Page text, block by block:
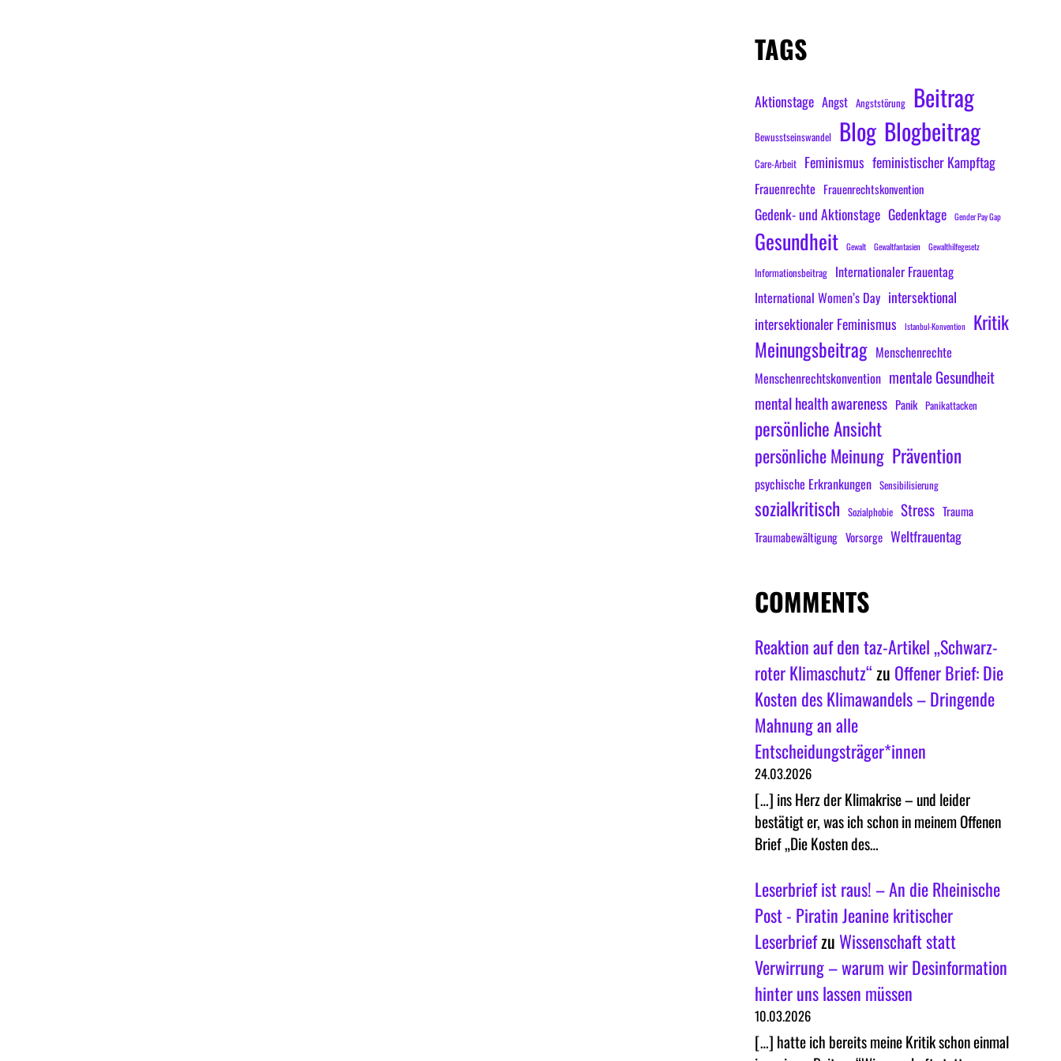
TAGS
Aktionstage Angst Angststörung Beitrag
Bewusstseinswandel Blog Blogbeitrag
Care-Arbeit Feminismus feministischer Kampftag
Frauenrechte Frauenrechtskonvention
Gedenk- und Aktionstage Gedenktage Gender Pay Gap
Gesundheit Gewalt Gewaltfantasien Gewalthilfegesetz
Informationsbeitrag Internationaler Frauentag
International Women’s Day intersektional
intersektionaler Feminismus
Istanbul-Konvention Kritik
Meinungsbeitrag Menschenrechte
Menschenrechtskonvention mentale Gesundheit
mental health awareness Panik Panikattacken
persönliche Ansicht
persönliche Meinung Prävention
psychische Erkrankungen Sensibilisierung
sozialkritisch Sozialphobie Stress Trauma
Traumabewältigung Vorsorge Weltfrauentag
COMMENTS
Reaktion auf den taz-Artikel „Schwarz-
roter Klimaschutz“zu Offener Brief: Die
Kosten des Klimawandels – Dringende
Mahnung an alle
Entscheidungsträger*innen
24.03.2026
[…] ins Herz der Klimakrise – und leider
bestätigt er, was ich schon in meinem Offenen
Brief „Die Kosten des…
Leserbrief ist raus! – An die Rheinische
Post - Piratin Jeanine kritischer
LeserbriefzuWissenschaft statt
Verwirrung – warum wir Desinformation
hinter uns lassen müssen
10.03.2026
[…] hatte ich bereits meine Kritik schon einmal